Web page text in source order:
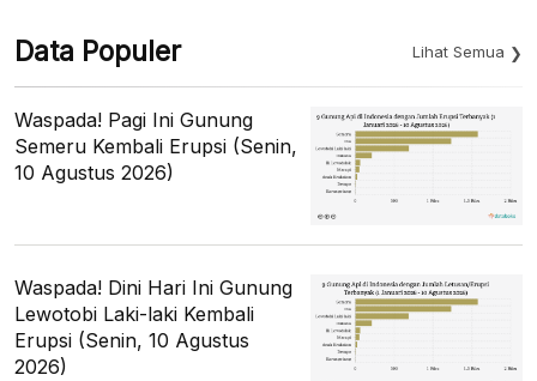
Data Populer Lihat Semua
Waspada! Pagi Ini Gunung
Semeru Kembali Erupsi (Senin,
10 Agustus 2026)
Waspada! Dini Hari Ini Gunung
Lewotobi Laki-laki Kembali
Erupsi (Senin, 10 Agustus
2026)